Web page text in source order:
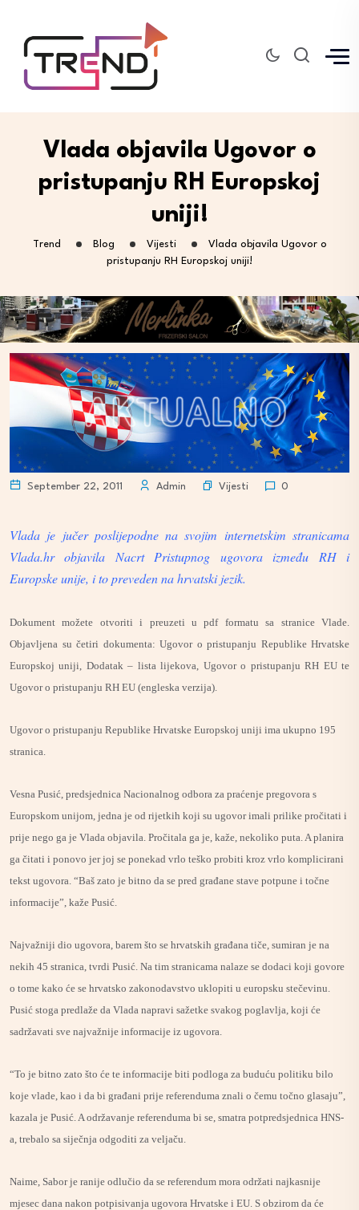
Vlada objavila Ugovor o
pristupanju RH Europskoj
uniji!
Trend Blog Vijesti
Vlada objavila Ugovor o
pristupanju RH Europskoj uniji!
September 22, 2011 Admin Vijesti 0
Vlada je jučer poslijepodne na svojim internetskim stranicama
Vlada.hr objavila Nacrt Pristupnog ugovora između RH i
Europske unije, i to preveden na hrvatski jezik.
Dokument možete otvoriti i preuzeti u pdf formatu sa stranice Vlade.
Objavljena su četiri dokumenta: Ugovor o pristupanju Republike Hrvatske
Europskoj uniji, Dodatak – lista lijekova, Ugovor o pristupanju RH EU te
Ugovor o pristupanju RH EU (engleska verzija).
Ugovor o pristupanju Republike Hrvatske Europskoj uniji ima ukupno 195
stranica.
Vesna Pusić, predsjednica Nacionalnog odbora za praćenje pregovora s
Europskom unijom, jedna je od rijetkih koji su ugovor imali prilike pročitati i
prije nego ga je Vlada objavila. Pročitala ga je, kaže, nekoliko puta. A planira
ga čitati i ponovo jer joj se ponekad vrlo teško probiti kroz vrlo komplicirani
tekst ugovora. “Baš zato je bitno da se pred građane stave potpune i točne
informacije”, kaže Pusić.
Najvažniji dio ugovora, barem što se hrvatskih građana tiče, sumiran je na
nekih 45 stranica, tvrdi Pusić. Na tim stranicama nalaze se dodaci koji govore
o tome kako će se hrvatsko zakonodavstvo uklopiti u europsku stečevinu.
Pusić stoga predlaže da Vlada napravi sažetke svakog poglavlja, koji će
sadržavati sve najvažnije informacije iz ugovora.
“To je bitno zato što će te informacije biti podloga za buduću politiku bilo
koje vlade, kao i da bi građani prije referenduma znali o čemu točno glasaju”,
kazala je Pusić. A održavanje referenduma bi se, smatra potpredsjednica HNS-
a, trebalo sa siječnja odgoditi za veljaču.
Naime, Sabor je ranije odlučio da se referendum mora održati najkasnije
mjesec dana nakon potpisivanja ugovora Hrvatske i EU. S obzirom da će